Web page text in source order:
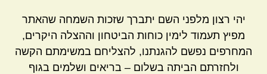
יהי רצון מלפני השם יתברך שזכות השמחה שהאתר
מפיץ תעמוד לימין כוחות הביטחון וההצלה היקרים,
המחרפים נפשם להגנתנו, להצליחם במשימתם הקשה
ולחזרתם הביתה בשלום – בריאים ושלמים בגוף